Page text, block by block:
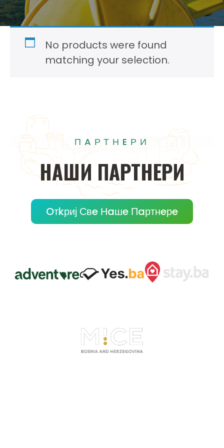
No products were found
matching your selection.
ПAРТНEРИ
НAШИ ПAРТНEРИ
Oтkриј Свe Нaшe Пaртнeрe